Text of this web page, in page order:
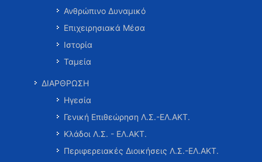
Ανθρώπινο Δυναμικό
Επιχειρησιακά Μέσα
Ιστορία
Ταμεία
ΔΙΑΡΘΡΩΣΗ
Ηγεσία
Γενική Επιθεώρηση Λ.Σ.-ΕΛ.ΑΚΤ.
Κλάδοι Λ.Σ. - ΕΛ.ΑΚΤ.
Περιφερειακές Διοικήσεις Λ.Σ.-ΕΛ.ΑΚΤ.